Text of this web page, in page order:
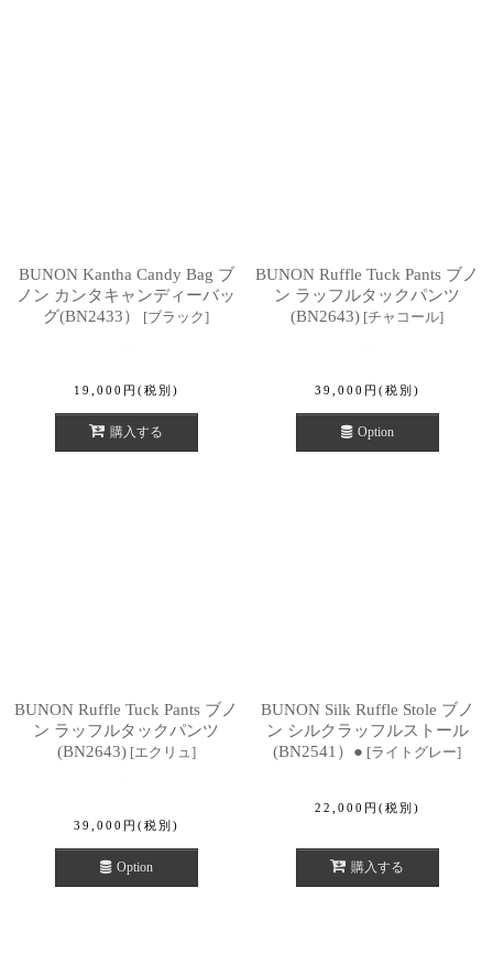
BUNON Kantha Candy Bag ブ
ノン カンタキャンディーバッ
グ(BN2433）
[ブラック]
19,000 円 (税別)
購入する
BUNON Ruffle Tuck Pants ブノ
ン ラッフルタックパンツ
(BN2643) [チャコール]
39,000 円 (税別)
Option
BUNON Ruffle Tuck Pants ブノ
ン ラッフルタックパンツ
(BN2643) [エクリュ ]
39,000 円 (税別)
Option
BUNON Silk Ruffle Stole ブノ
ン シルクラッフルストール
(BN2541）● [ライトグレー]
22,000 円 (税別)
購入する